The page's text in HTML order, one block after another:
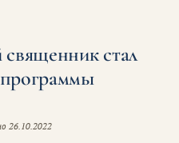
стал
26.10.2022